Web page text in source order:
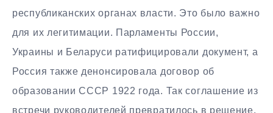
республиканских органах власти. Это было важно
для их легитимации. Парламенты России,
Украины и Беларуси ратифицировали документ, а
Россия также денонсировала договор об
образовании СССР 1922 года. Так соглашение из
встречи руководителей превратилось в решение,